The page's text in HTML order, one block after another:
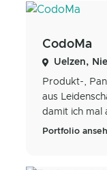
CodoMa
Uelzen,
Produkt-,
aus
damit ich mal
Portfolio